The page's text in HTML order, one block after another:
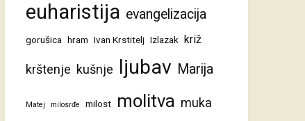
euharistija evangelizacija
gorušica hram Ivan Krstitelj Izlazak križ
krštenje kušnje ljubav Marija
Matej milosrđe milost molitva muka